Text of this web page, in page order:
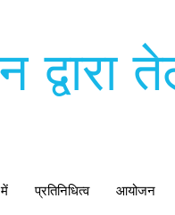
द्वारा
प्रतिनिधित्व आयोजन